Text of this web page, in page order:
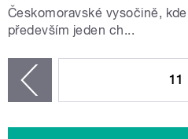
Českomoravské vysočině,
především jeden ch...
11